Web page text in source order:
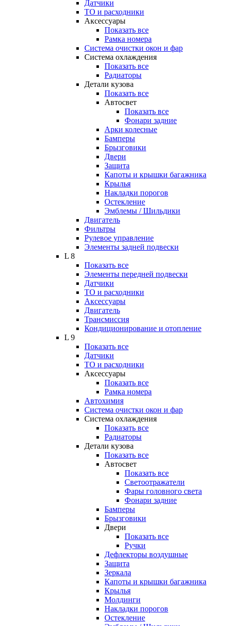
Датчики
ТО и расходники
Аксессуары
Показать все
Рамка номера
Система очистки окон и фар
Система охлаждения
Показать все
Радиаторы
Детали кузова
Показать все
Автосвет
Показать все
Фонари задние
Арки колесные
Бамперы
Брызговики
Двери
Защита
Капоты и крышки багажника
Крылья
Накладки порогов
Остекление
Эмблемы / Шильдики
Двигатель
Фильтры
Рулевое управление
Элементы задней подвески
L 8
Показать все
Элементы передней подвески
Датчики
ТО и расходники
Аксессуары
Двигатель
Трансмиссия
Кондиционирование и отопление
L 9
Показать все
Датчики
ТО и расходники
Аксессуары
Показать все
Рамка номера
Автохимия
Система очистки окон и фар
Система охлаждения
Показать все
Радиаторы
Детали кузова
Показать все
Автосвет
Показать все
Светоотражатели
Фары головного света
Фонари задние
Бамперы
Брызговики
Двери
Показать все
Ручки
Дефлекторы воздушные
Защита
Зеркала
Капоты и крышки багажника
Крылья
Молдинги
Накладки порогов
Остекление